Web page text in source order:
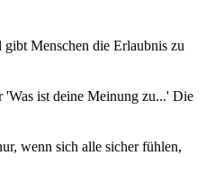
Menschen die Erlaubnis zu
ist deine Meinung zu...' Die
wenn sich alle sicher fühlen,